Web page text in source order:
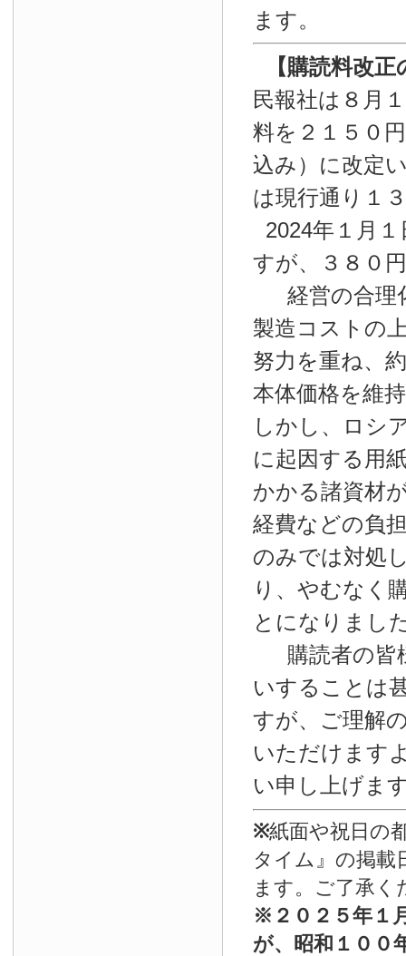
ます。
【購読料改正
民報社は８月
料を２１５０
込み）に改定
は現行通り１
2024年１月１
すが、３８０
経営の合理
製造コストの
努力を重ね、
本体価格を維
しかし、ロシ
に起因する用
かかる諸資材
経費などの負
のみでは対処
り、やむなく
とになりまし
購読者の皆
いすることは
すが、ご理解
いただけます
い申し上げま
※紙面や祝日の
タイム』の掲載
ます。ご了承く
※ ２０２５年１
が、昭和１００